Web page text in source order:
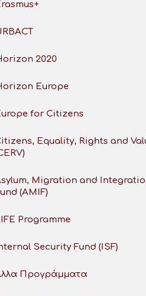
2020
Europe
for Citizens
Equality, Rights and
Migration and
(AMIF)
Programme
Security Fund (ISF)
Προγράμματα